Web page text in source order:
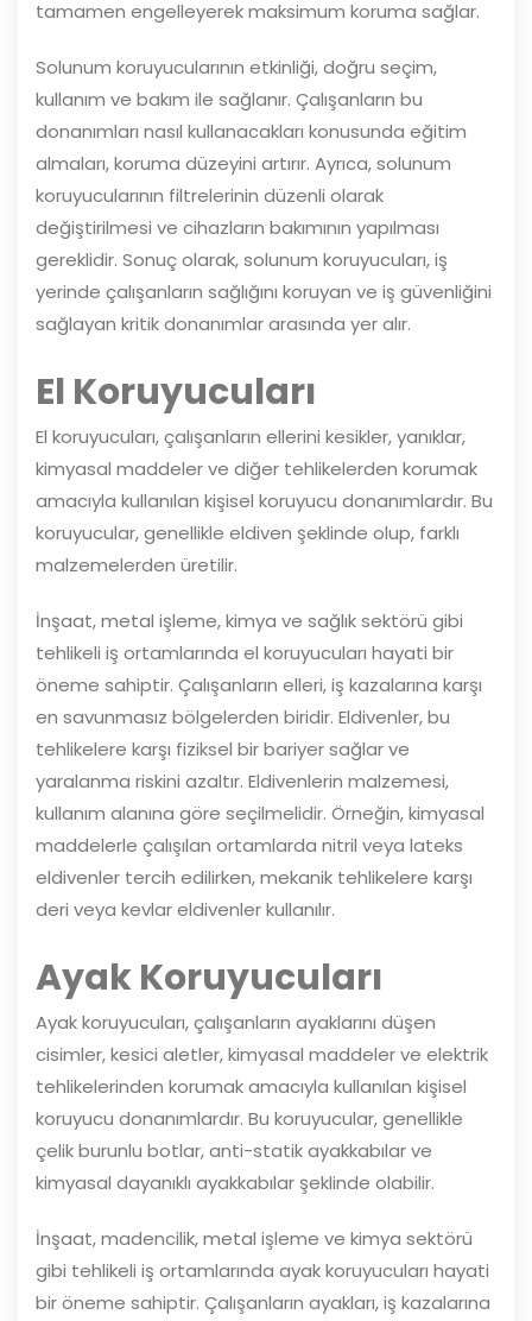
tamamen engelleyerek maksimum koruma sağlar.
Solunum koruyucularının etkinliği, doğru seçim,
kullanım ve bakım ile sağlanır. Çalışanların bu
donanımları nasıl kullanacakları konusunda eğitim
almaları, koruma düzeyini artırır. Ayrıca, solunum
koruyucularının filtrelerinin düzenli olarak
değiştirilmesi ve cihazların bakımının yapılması
gereklidir. Sonuç olarak, solunum koruyucuları, iş
yerinde çalışanların sağlığını koruyan ve iş güvenliğini
sağlayan kritik donanımlar arasında yer alır.
El Koruyucuları
El koruyucuları, çalışanların ellerini kesikler, yanıklar,
kimyasal maddeler ve diğer tehlikelerden korumak
amacıyla kullanılan kişisel koruyucu donanımlardır. Bu
koruyucular, genellikle eldiven şeklinde olup, farklı
malzemelerden üretilir.
İnşaat, metal işleme, kimya ve sağlık sektörü gibi
tehlikeli iş ortamlarında el koruyucuları hayati bir
öneme sahiptir. Çalışanların elleri, iş kazalarına karşı
en savunmasız bölgelerden biridir. Eldivenler, bu
tehlikelere karşı fiziksel bir bariyer sağlar ve
yaralanma riskini azaltır. Eldivenlerin malzemesi,
kullanım alanına göre seçilmelidir. Örneğin, kimyasal
maddelerle çalışılan ortamlarda nitril veya lateks
eldivenler tercih edilirken, mekanik tehlikelere karşı
deri veya kevlar eldivenler kullanılır.
Ayak Koruyucuları
Ayak koruyucuları, çalışanların ayaklarını düşen
cisimler, kesici aletler, kimyasal maddeler ve elektrik
tehlikelerinden korumak amacıyla kullanılan kişisel
koruyucu donanımlardır. Bu koruyucular, genellikle
çelik burunlu botlar, anti-statik ayakkabılar ve
kimyasal dayanıklı ayakkabılar şeklinde olabilir.
İnşaat, madencilik, metal işleme ve kimya sektörü
gibi tehlikeli iş ortamlarında ayak koruyucuları hayati
bir öneme sahiptir. Çalışanların ayakları, iş kazalarına